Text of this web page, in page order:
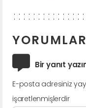
YORUMLAR
Bir yanıt
E-posta adresiniz
işaretlenmişlerdir